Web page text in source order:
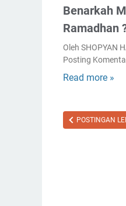
Benarkah
Ramadhan
Oleh SHOPYAN
Posting
Read more »
a
POSTINGAN